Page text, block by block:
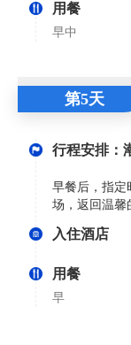
用餐
早中
第5天
行程安排：
早餐后，指定
场，返回温馨
入住酒店
用餐
早